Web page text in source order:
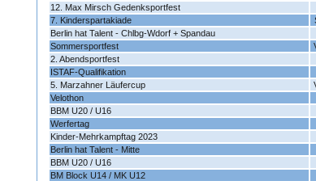
12. Max Mirsch Gedenksportfest
7. Kinderspartakiade
Berlin hat Talent - Chlbg-Wdorf + Spandau
Sommersportfest
2. Abendsportfest
ISTAF-Qualifikation
5. Marzahner Läufercup
Velothon
BBM U20 / U16
Werfertag
Kinder-Mehrkampftag 2023
Berlin hat Talent - Mitte
BBM U20 / U16
BM Block U14 / MK U12